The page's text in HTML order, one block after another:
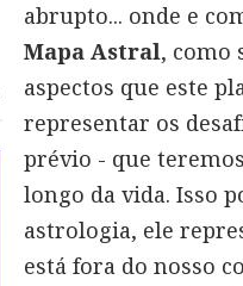
abrupto... onde e
Mapa Astral, como
aspectos que este
representar os
prévio - que
longo da vida. Isso
astrologia, ele
está fora do nosso